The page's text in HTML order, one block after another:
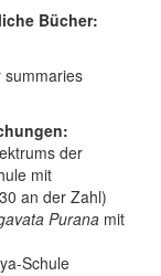
Bücher:
summaries
der
mit
an der Zahl)
Purana mit
Schule